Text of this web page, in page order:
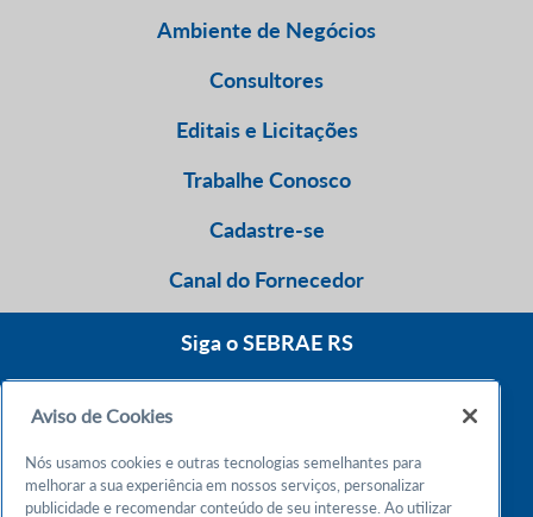
Ambiente de Negócios
Consultores
Editais e Licitações
Trabalhe Conosco
Cadastre-se
Canal do Fornecedor
Siga o SEBRAE RS
Atendimento 24h
Aviso de Cookies
Nós usamos cookies e outras tecnologias semelhantes para
melhorar a sua experiência em nossos serviços, personalizar
publicidade e recomendar conteúdo de seu interesse. Ao utilizar